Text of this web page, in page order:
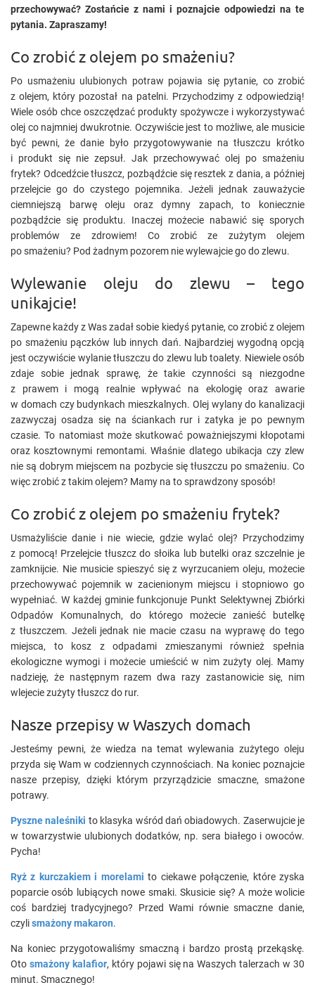
przechowywać? Zostańcie z nami i poznajcie odpowiedzi na te
pytania. Zapraszamy!
Co zrobić z olejem po smażeniu?
Po usmażeniu ulubionych potraw pojawia się pytanie, co zrobić
z olejem, który pozostał na patelni. Przychodzimy z odpowiedzią!
Wiele osób chce oszczędzać produkty spożywcze i wykorzystywać
olej co najmniej dwukrotnie. Oczywiście jest to możliwe, ale musicie
być pewni, że danie było przygotowywanie na tłuszczu krótko
i produkt się nie zepsuł. Jak przechowywać olej po smażeniu
frytek? Odcedźcie tłuszcz, pozbądźcie się resztek z dania, a później
przelejcie go do czystego pojemnika. Jeżeli jednak zauważycie
ciemniejszą barwę oleju oraz dymny zapach, to koniecznie
pozbądźcie się produktu. Inaczej możecie nabawić się sporych
problemów ze zdrowiem! Co zrobić ze zużytym olejem
po smażeniu? Pod żadnym pozorem nie wylewajcie go do zlewu.
Wylewanie oleju do zlewu – tego
unikajcie!
Zapewne każdy z Was zadał sobie kiedyś pytanie, co zrobić z olejem
po smażeniu pączków lub innych dań. Najbardziej wygodną opcją
jest oczywiście wylanie tłuszczu do zlewu lub toalety. Niewiele osób
zdaje sobie jednak sprawę, że takie czynności są niezgodne
z prawem i mogą realnie wpływać na ekologię oraz awarie
w domach czy budynkach mieszkalnych. Olej wylany do kanalizacji
zazwyczaj osadza się na ściankach rur i zatyka je po pewnym
czasie. To natomiast może skutkować poważniejszymi kłopotami
oraz kosztownymi remontami. Właśnie dlatego ubikacja czy zlew
nie są dobrym miejscem na pozbycie się tłuszczu po smażeniu. Co
więc zrobić z takim olejem? Mamy na to sprawdzony sposób!
Co zrobić z olejem po smażeniu frytek?
Usmażyliście danie i nie wiecie, gdzie wylać olej? Przychodzimy
z pomocą! Przelejcie tłuszcz do słoika lub butelki oraz szczelnie je
zamknijcie. Nie musicie spieszyć się z wyrzucaniem oleju, możecie
przechowywać pojemnik w zacienionym miejscu i stopniowo go
wypełniać. W każdej gminie funkcjonuje Punkt Selektywnej Zbiórki
Odpadów Komunalnych, do którego możecie zanieść butelkę
z tłuszczem. Jeżeli jednak nie macie czasu na wyprawę do tego
miejsca, to kosz z odpadami zmieszanymi również spełnia
ekologiczne wymogi i możecie umieścić w nim zużyty olej. Mamy
nadzieję, że następnym razem dwa razy zastanowicie się, nim
wlejecie zużyty tłuszcz do rur.
Nasze przepisy w Waszych domach
Jesteśmy pewni, że wiedza na temat wylewania zużytego oleju
przyda się Wam w codziennych czynnościach. Na koniec poznajcie
nasze przepisy, dzięki którym przyrządzicie smaczne, smażone
potrawy.
Pyszne naleśniki to klasyka wśród dań obiadowych. Zaserwujcie je
w towarzystwie ulubionych dodatków, np. sera białego i owoców.
Pycha!
Ryż z kurczakiem i morelami to ciekawe połączenie, które zyska
poparcie osób lubiących nowe smaki. Skusicie się? A może wolicie
coś bardziej tradycyjnego? Przed Wami równie smaczne danie,
czylismażony makaron.
Na koniec przygotowaliśmy smaczną i bardzo prostą przekąskę.
Oto smażony kalafior, który pojawi się na Waszych talerzach w 30
minut. Smacznego!